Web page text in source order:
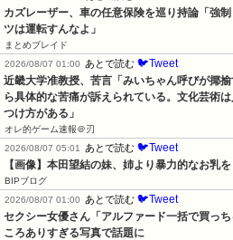
カズレーザー、車の任意保険を巡り持論「強
ツは運転すんなよ」
まとめブレイド
2026/08/07 01:00
あとで読む 🐦Tweet
近畿大学准教授、苦言「みいちゃん呼びが揶
ら具体的な苦痛が訴えられている。文化芸術
つけ方がある」
オレ的ゲーム速報＠刃
2026/08/07 05:01
あとで読む 🐦Tweet
【画像】本田望結の妹、姉より暴力的なお乳
BIPブログ
2026/08/07 01:00
あとで読む 🐦Tweet
セクシー女優さん「アルファード一括で買っ
ころありすぎる写真で話題に